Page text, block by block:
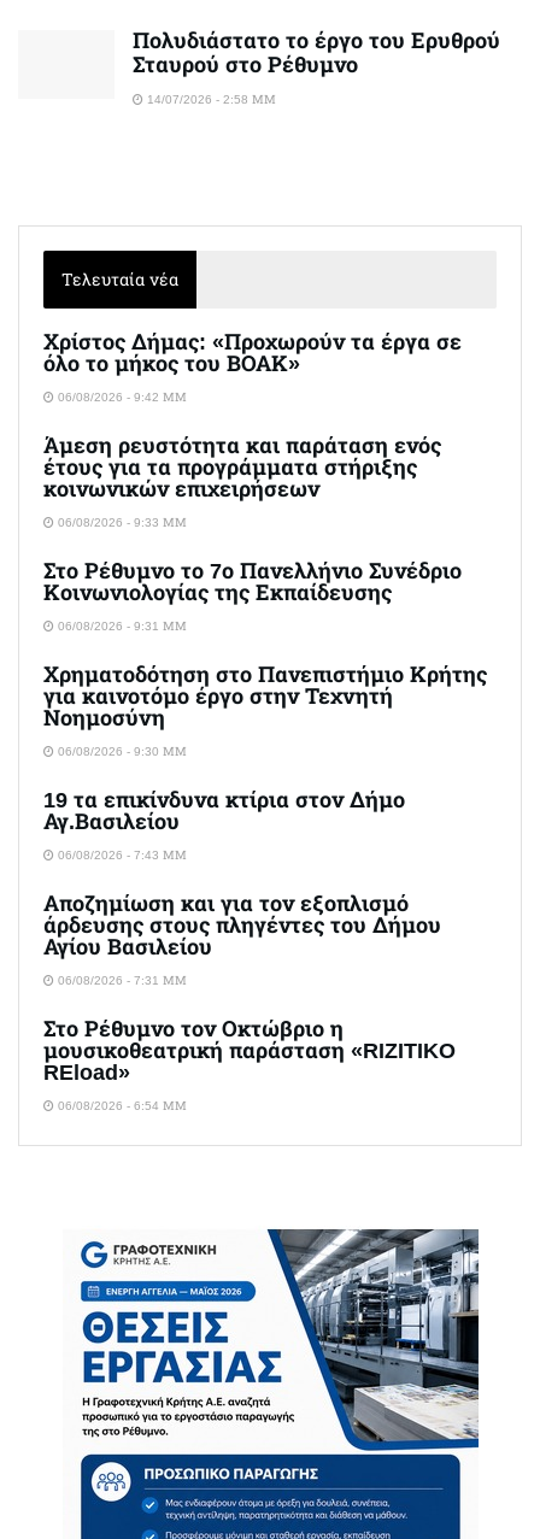
Πολυδιάστατο το έργο του Ερυθρού
Σταυρού στο Ρέθυμνο
14/07/2026 - 2:58 ΜΜ
Τελευταία νέα
Χρίστος Δήμας: «Προχωρούν τα έργα σε
όλο το μήκος του ΒΟΑΚ»
06/08/2026 - 9:42 ΜΜ
Άμεση ρευστότητα και παράταση ενός
έτους για τα προγράμματα στήριξης
κοινωνικών επιχειρήσεων
06/08/2026 - 9:33 ΜΜ
Στο Ρέθυμνο το 7ο Πανελλήνιο Συνέδριο
Κοινωνιολογίας της Εκπαίδευσης
06/08/2026 - 9:31 ΜΜ
Χρηματοδότηση στο Πανεπιστήμιο Κρήτης
για καινοτόμο έργο στην Τεχνητή
Νοημοσύνη
06/08/2026 - 9:30 ΜΜ
19 τα επικίνδυνα κτίρια στον Δήμο
Αγ.Βασιλείου
06/08/2026 - 7:43 ΜΜ
Αποζημίωση και για τον εξοπλισμό
άρδευσης στους πληγέντες του Δήμου
Αγίου Βασιλείου
06/08/2026 - 7:31 ΜΜ
Στο Ρέθυμνο τον Οκτώβριο η
μουσικοθεατρική παράσταση «RIZITIKO
REload»
06/08/2026 - 6:54 ΜΜ